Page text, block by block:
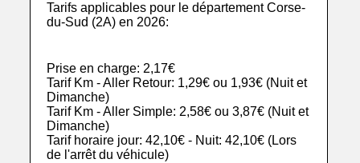
Tarifs applicables pour le département Corse-
du-Sud (2A) en 2026:
Prise en charge: 2,17€
Tarif Km - Aller Retour: 1,29€ ou 1,93€ (Nuit et
Dimanche)
Tarif Km - Aller Simple: 2,58€ ou 3,87€ (Nuit et
Dimanche)
Tarif horaire jour: 42,10€ - Nuit: 42,10€ (Lors
de l'arrêt du véhicule)